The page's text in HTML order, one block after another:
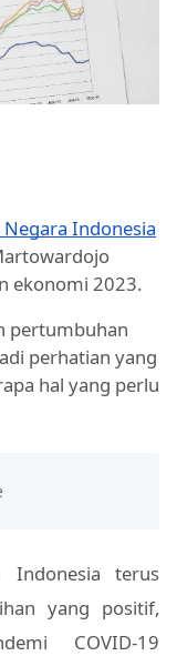
Negara Indonesia
ekonomi 2023.
pertumbuhan
perhatian yang
hal yang perlu
Indonesia terus
yang positif,
COVID-19